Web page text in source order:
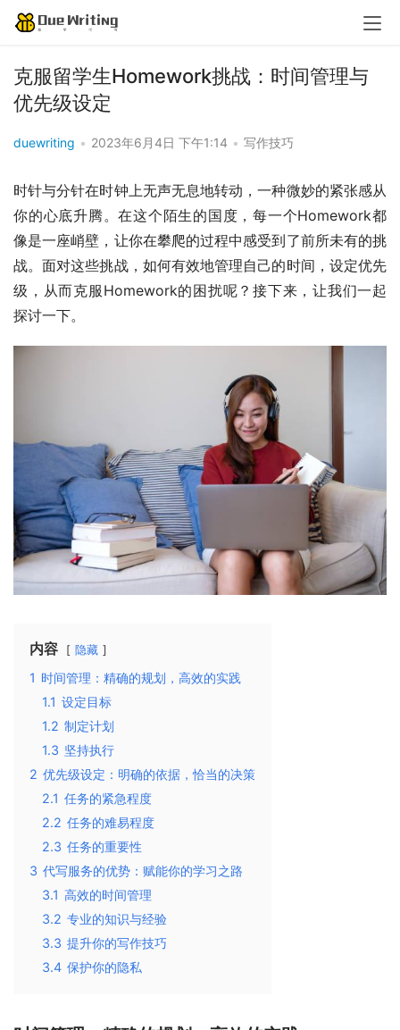
克服留学生Homework挑战：时间管理与
优先级设定
duewriting • 2023年6月4日 下午1:14 • 写作技巧
时针与分针在时钟上无声无息地转动，一种微妙的紧张感从
你的心底升腾。在这个陌生的国度，每一个Homework都
像是一座峭壁，让你在攀爬的过程中感受到了前所未有的挑
战。面对这些挑战，如何有效地管理自己的时间，设定优先
级，从而克服Homework的困扰呢？接下来，让我们一起
探讨一下。
内容 隐藏
1 时间管理：精确的规划，高效的实践
1.1 设定目标
1.2 制定计划
1.3 坚持执行
2 优先级设定：明确的依据，恰当的决策
2.1 任务的紧急程度
2.2 任务的难易程度
2.3 任务的重要性
3 代写服务的优势：赋能你的学习之路
3.1 高效的时间管理
3.2 专业的知识与经验
3.3 提升你的写作技巧
3.4 保护你的隐私